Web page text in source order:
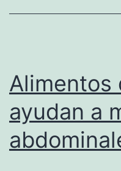
Alimentos
ayudan a